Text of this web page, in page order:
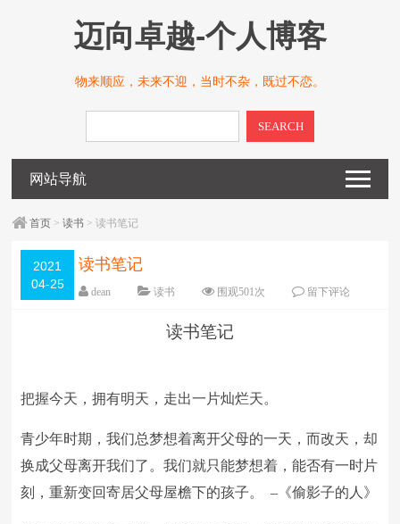
迈向卓越-个人博客
物来顺应，未来不迎，当时不杂，既过不恋。
SEARCH
网站导航
首页 >读书 > 读书笔记
2021
04-25
读书笔记
dean 读书 围观501次
留下评论
读书笔记
把握今天，拥有明天，走出一片灿烂天。
青少年时期，我们总梦想着离开父母的一天，而改天，却
换成父母离开我们了。我们就只能梦想着，能否有一时片
刻，重新变回寄居父母屋檐下的孩子。 –《偷影子的人》